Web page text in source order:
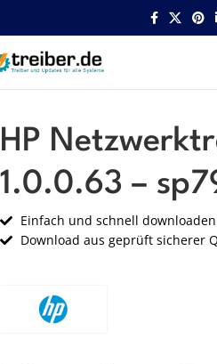
Startseite HP Netzwerk
HP
1.0.0.63 –
Einfach und schnell downloaden
Download aus geprüft sicherer